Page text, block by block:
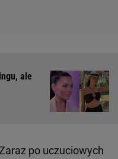
ale
po uczuciowych